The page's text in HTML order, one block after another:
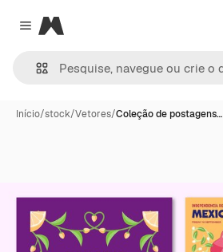
Close menu
Magnific
Início/stock/Vetores/Coleção de postagens…